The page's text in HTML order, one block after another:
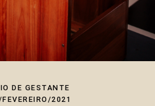
DE GESTANTE
2021